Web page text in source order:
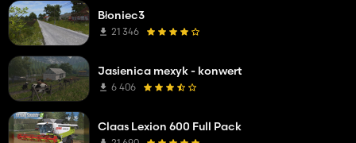
Błoniec3
21 346
Jasienica mexyk - konwert
6 406
Claas Lexion 600 Full Pack